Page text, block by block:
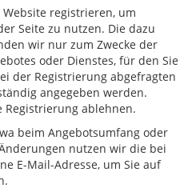
registrieren, um
Seite zu nutzen. Die dazu
wir nur zum Zwecke der
oder Dienstes, für den Sie
der Registrierung abgefragten
angegeben werden.
ablehnen.
beim Angebotsumfang oder
nutzen wir die bei
E-Mail-Adresse, um Sie auf